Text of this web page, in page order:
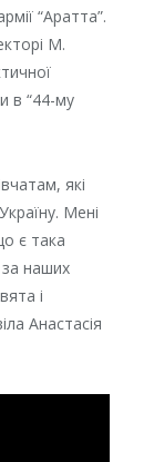
“Аратта”.
М.
в “44-му
які
Мені
є така
наших
і
Анастасія